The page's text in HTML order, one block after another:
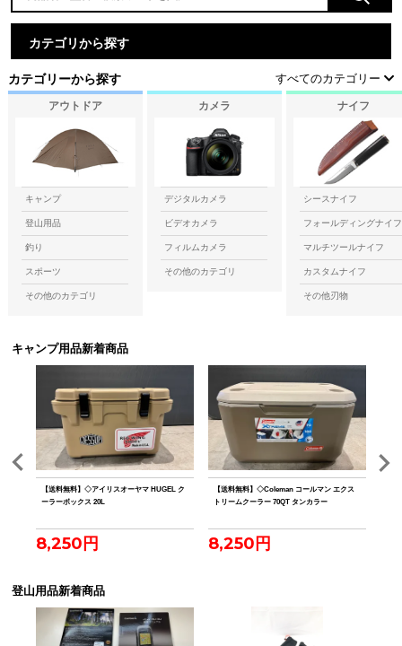
カテゴリから探す
カテゴリーから探す すべてのカテゴリー
アウトドア
キャンプ
登山用品
釣り
スポーツ
その他のカテゴリ
カメラ
デジタルカメラ
ビデオカメラ
フィルムカメラ
その他のカテゴリ
ナイフ
シースナイフ
フォールディングナイフ
マルチツールナイフ
カスタムナイフ
その他刃物
キャンプ用品新着商品
【送料無料】◇アイリスオーヤマ HUGEL ク
ーラーボックス 20L
8,250円
【送料無料】◇Coleman コールマン エクス
トリームクーラー 70QT タンカラー
8,250円
登山用品新着商品